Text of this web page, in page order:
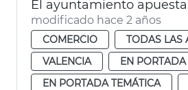
modificado hace 2 años
COMERCIO
TODAS LAS
VALENCIA
EN PORTADA
EN PORTADA TEMÁTICA